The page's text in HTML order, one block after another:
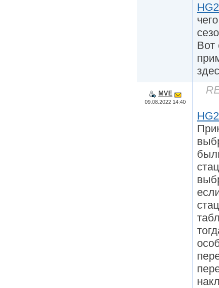
Вот
MVE
09.08.2022 14:40